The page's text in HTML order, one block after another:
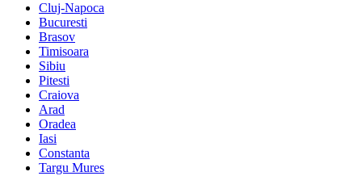
Cluj-Napoca
Bucuresti
Brasov
Timisoara
Sibiu
Pitesti
Craiova
Arad
Oradea
Iasi
Constanta
Targu Mures